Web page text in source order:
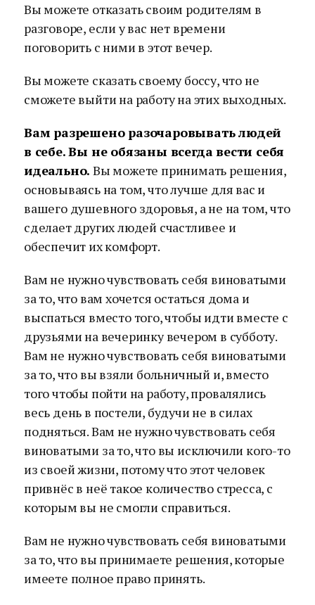
Вы можете отказать своим родителям в
разговоре, если у вас нет времени
поговорить с ними в этот вечер.
Вы можете сказать своему боссу, что не
сможете выйти на работу на этих выходных.
Вам разрешено разочаровывать людей
в себе. Вы не обязаны всегда вести себя
идеально. Вы можете принимать решения,
основываясь на том, что лучше для вас и
вашего душевного здоровья, а не на том, что
сделает других людей счастливее и
обеспечит их комфорт.
Вам не нужно чувствовать себя виноватыми
за то, что вам хочется остаться дома и
выспаться вместо того, чтобы идти вместе с
друзьями на вечеринку вечером в субботу.
Вам не нужно чувствовать себя виноватыми
за то, что вы взяли больничный и, вместо
того чтобы пойти на работу, провалялись
весь день в постели, будучи не в силах
подняться. Вам не нужно чувствовать себя
виноватыми за то, что вы исключили кого-то
из своей жизни, потому что этот человек
привнёс в неё такое количество стресса, с
которым вы не смогли справиться.
Вам не нужно чувствовать себя виноватыми
за то, что вы принимаете решения, которые
имеете полное право принять.